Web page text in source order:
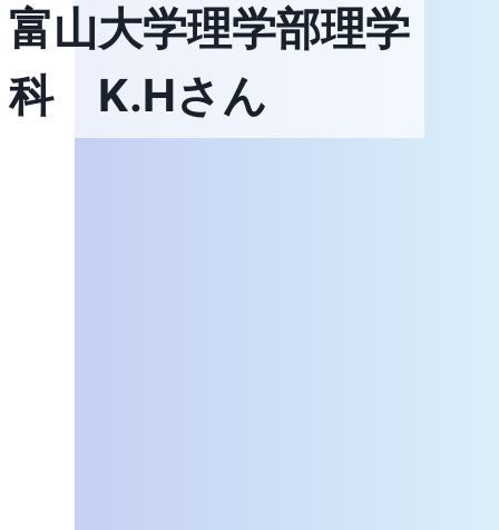
富山大学理学部理学
科 K.Hさん